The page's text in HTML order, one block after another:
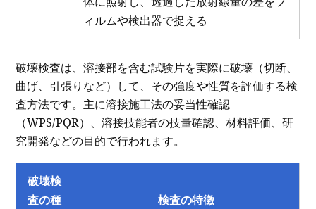
ィルムや検出器で捉える
破壊検査は、溶接部を含む試験片を実際に破壊（切断、
曲げ、引張りなど）して、その強度や性質を評価する検
査方法です。主に溶接施工法の妥当性確認
（WPS/PQR）、溶接技能者の技量確認、材料評価、研
究開発などの目的で行われます。
破壊検
査の種
検査の特徴